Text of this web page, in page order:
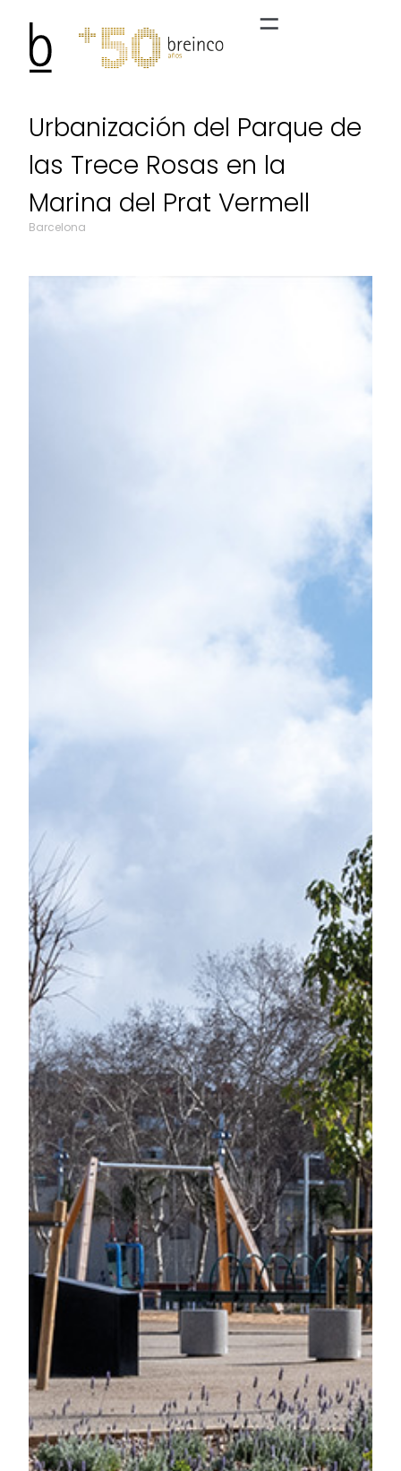
Urbanización del Parque de
las Trece Rosas en la
Marina del Prat Vermell
Barcelona